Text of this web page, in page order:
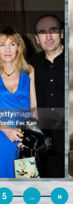
5 ... »